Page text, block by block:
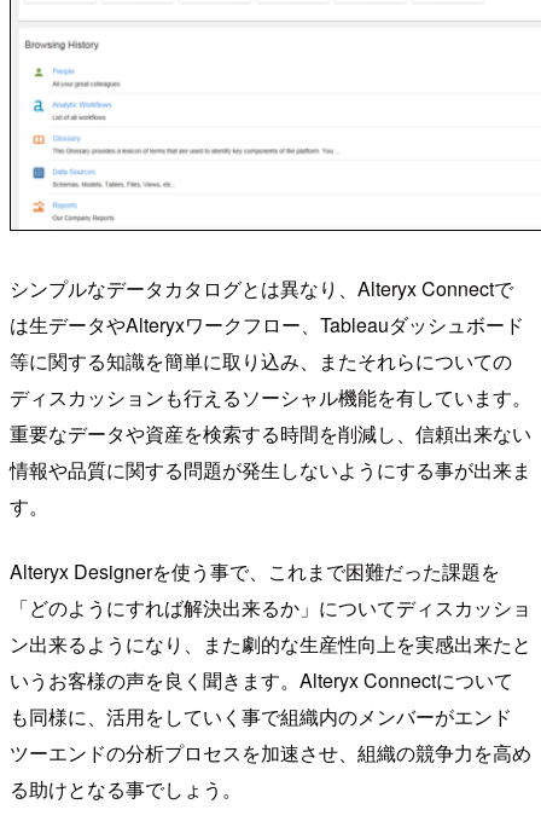
シンプルなデータカタログとは異なり、Alteryx Connectで
は生データやAlteryxワークフロー、Tableauダッシュボード
等に関する知識を簡単に取り込み、またそれらについての
ディスカッションも行えるソーシャル機能を有しています。
重要なデータや資産を検索する時間を削減し、信頼出来ない
情報や品質に関する問題が発生しないようにする事が出来ま
す。
Alteryx Designerを使う事で、これまで困難だった課題を
「どのようにすれば解決出来るか」についてディスカッショ
ン出来るようになり、また劇的な生産性向上を実感出来たと
いうお客様の声を良く聞きます。Alteryx Connectについて
も同様に、活用をしていく事で組織内のメンバーがエンド
ツーエンドの分析プロセスを加速させ、組織の競争力を高め
る助けとなる事でしょう。